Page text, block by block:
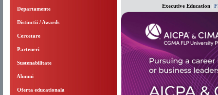
Departamente
Distinctii / Awards
Cercetare
Parteneri
Sustenabilitate
Alumni
Oferta educationala
Executive Education